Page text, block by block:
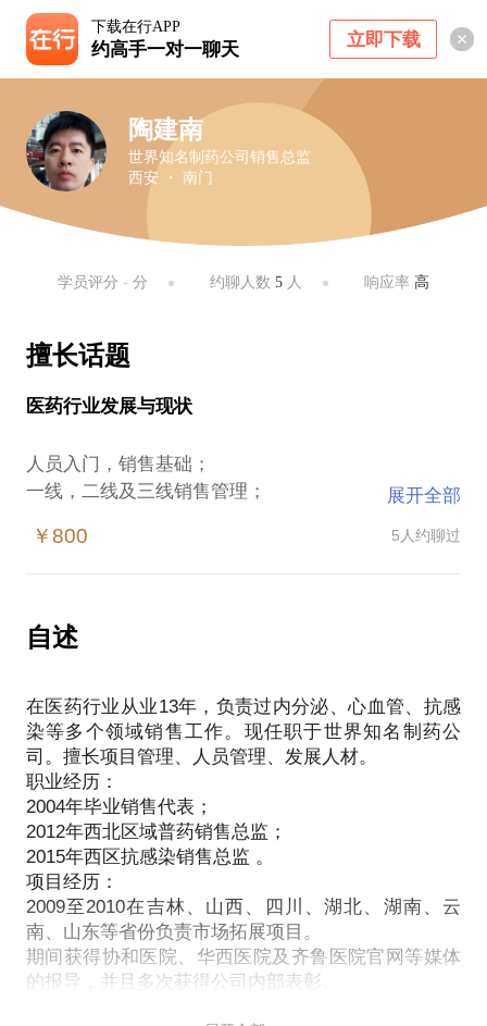
下载在行APP
约高手一对一聊天 立即下载
陶建南
世界知名制药公司销售总监
西安 ・ 南门
学员评分 - 分 约聊人数 5人 响应率高
擅长话题
医药行业发展与现状
人员入门，销售基础；
一线，二线及三线销售管理；
展开全部
￥800 5人约聊过
自述
在医药行业从业13年，负责过内分泌、心血管、抗感
染等多个领域销售工作。现任职于世界知名制药公
司。擅长项目管理、人员管理、发展人材。
职业经历：
2004年毕业销售代表；
2012年西北区域普药销售总监；
2015年西区抗感染销售总监 。
项目经历：
2009至2010在吉林、山西、四川、湖北、湖南、云
南、山东等省份负责市场拓展项目。
期间获得协和医院、华西医院及齐鲁医院官网等媒体